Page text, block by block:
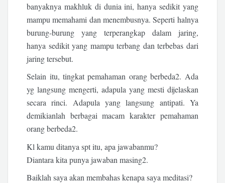
banyaknya makhluk di dunia ini, hanya sedikit yang
mampu memahami dan menembusnya. Seperti halnya
burung-burung yang terperangkap dalam jaring,
hanya sedikit yang mampu terbang dan terbebas dari
jaring tersebut.
Selain itu, tingkat pemahaman orang berbeda2. Ada
yg langsung mengerti, adapula yang mesti dijelaskan
secara rinci. Adapula yang langsung antipati. Ya
demikianlah berbagai macam karakter pemahaman
orang berbeda2.
Kl kamu ditanya spt itu, apa jawabanmu?
Diantara kita punya jawaban masing2.
Baiklah saya akan membahas kenapa saya meditasi?